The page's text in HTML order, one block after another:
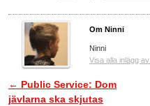
Om Ninni
Ninni
Visa alla inlägg
Inläggsnavigering
← Public Service: Dom
jävlarna ska skjutas